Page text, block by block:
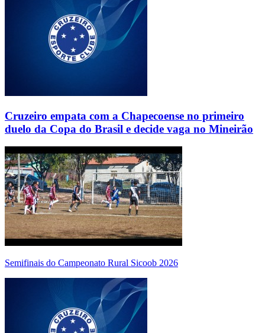
Cruzeiro empata com a Chapecoense no primeiro
duelo da Copa do Brasil e decide vaga no Mineirão
Semifinais do Campeonato Rural Sicoob 2026